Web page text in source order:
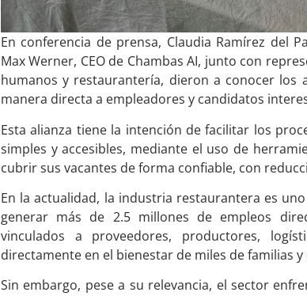
En conferencia de prensa, Claudia Ramírez del
Max Werner, CEO de Chambas AI, junto con
humanos y restaurantería, dieron a conocer los
manera directa a empleadores y candidatos
Esta alianza tiene la intención de facilitar los
simples y accesibles, mediante el uso de
cubrir sus vacantes de forma confiable, con
En la actualidad, la industria restaurantera es
generar más de 2.5 millones de empleos
vinculados a proveedores, productores,
directamente en el bienestar de miles de familias
Sin embargo, pese a su relevancia, el sector